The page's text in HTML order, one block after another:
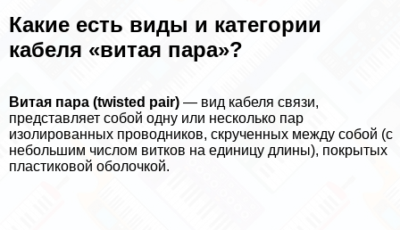
Какие есть виды и категории
кабеля «витая пара»?
Витая пара (twisted pair) — вид кабеля связи,
представляет собой одну или несколько пар
изолированных проводников, скрученных между собой (с
небольшим числом витков на единицу длины), покрытых
пластиковой оболочкой.